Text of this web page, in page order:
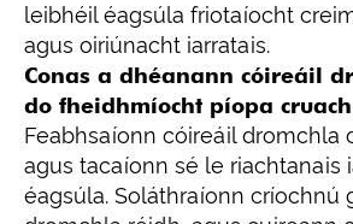
leibhéil éagsúla friotaíocht
agus oiriúnacht iarratais.
Conas a dhéanann cóireáil
do fheidhmíocht píopa
Feabhsaíonn cóireáil dromchla
agus tacaíonn sé le riachtanais
éagsúla. Soláthraíonn críochnú